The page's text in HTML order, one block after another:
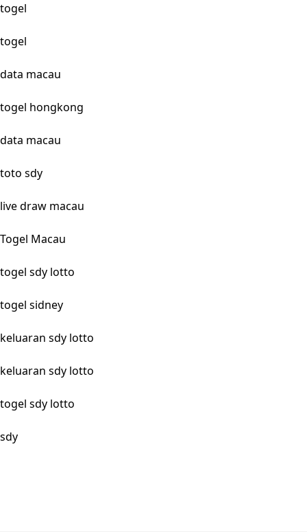
togel
togel
data macau
togel hongkong
data macau
toto sdy
live draw macau
Togel Macau
togel sdy lotto
togel sidney
keluaran sdy lotto
keluaran sdy lotto
togel sdy lotto
sdy